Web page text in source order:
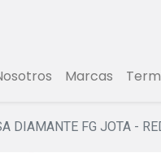
Marcas
DIAMANTE FG JOTA -